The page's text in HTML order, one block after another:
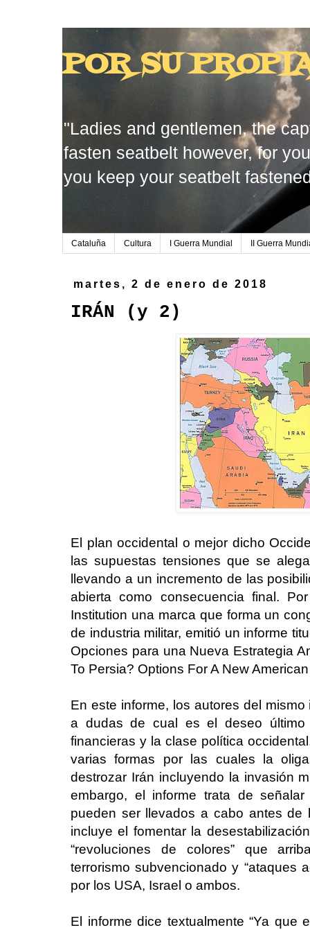
POR SU
"Ladies and gentlemen, the
fasten seatbelt however, for
you keep your seatbelt
Cataluña Cultura I Guerra Mundial II Guerra
martes, 2 de enero de 2018
IRÁN (y 2)
El plan occidental o mejor dicho
las supuestas tensiones que se
llevando a un incremento de las
abierta como consecuencia final.
Institution una marca que forma un
de industria militar, emitió un informe
Opciones para una Nueva Estrategia
To Persia? Options For A New
En este informe, los autores del
a dudas de cual es el deseo último
financieras y la clase política
varias formas por las cuales la
destrozar Irán incluyendo la invasión
embargo, el informe trata de
pueden ser llevados a cabo antes de
incluye el fomentar la
“revoluciones de colores” que
terrorismo subvencionado y “ataques
por los USA, Israel o ambos.
El informe dice textualmente “Ya que